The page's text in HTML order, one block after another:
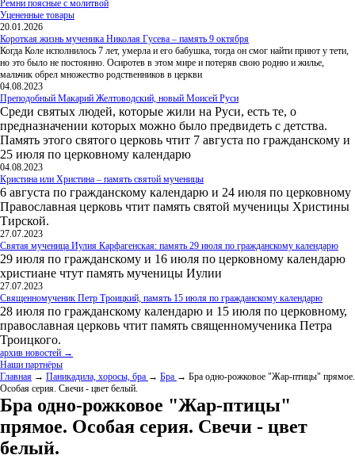
Ремни поясные с молитвой
Уцененные товары
20.01.2026
Короткая жизнь мученика Николая Гусева – память 9 октября
Когда Коле исполнилось 7 лет, умерла и его бабушка, тогда он смог найти приют у тети,
но это было не постоянно. Осиротев в этом мире и потеряв свою родню и жилье,
мальчик обрел множество родственников в церкви
04.08.2023
Преподобный Макарий Желтоводский, новый Моисей Руси
Среди святых людей, которые жили на Руси, есть те, о
предназначении которых можно было предвидеть с детства.
Память этого святого церковь чтит 7 августа по гражданскому и
25 июля по церковному календарю
04.08.2023
Кристина или Христина – память святой мученицы
6 августа по гражданскому календарю и 24 июля по церковному
Православная церковь чтит память святой мученицы Христины
Тирской.
27.07.2023
Святая мученица Иулия Карфагенская: память 29 июля по гражданскому календарю
29 июля по гражданскому и 16 июля по церковному календарю
христиане чтут память мученицы Иулии
27.07.2023
Священномученик Петр Троицкий, память 15 июля по гражданскому календарю
28 июля по гражданскому календарю и 15 июля по церковному,
православная церковь чтит память священномученика Петра
Троицкого.
архив новостей →
Наши партнёры
Главная → Паникадила, хоросы, бра → Бра → Бра одно-рожковое "Жар-птицы" прямое.
Особая серия. Свечи - цвет белый.
Бра одно-рожковое "Жар-птицы"
прямое. Особая серия. Свечи - цвет
белый.